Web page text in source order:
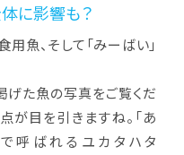
に影響も？
魚、そして「みーばい」
げた魚の写真をご覧くだ
が目を引きますね。「あ
呼ばれるユカタハタ